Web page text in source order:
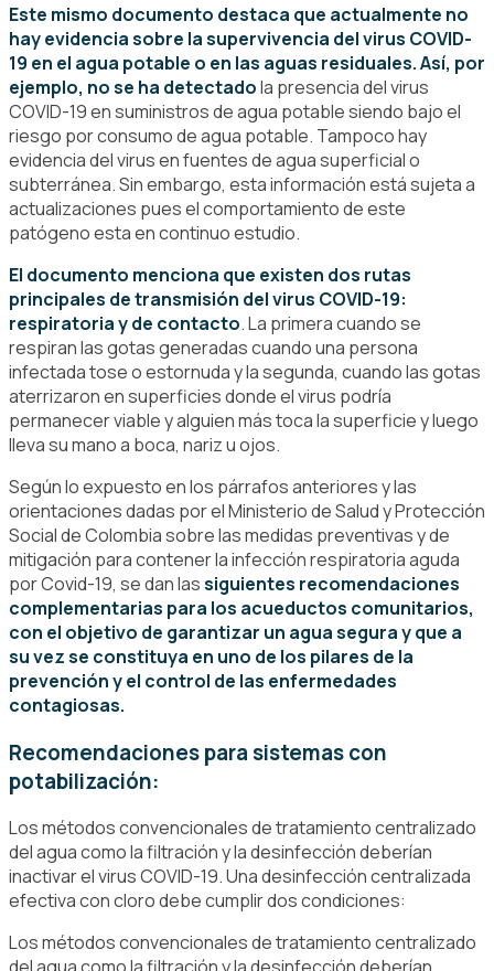
Este mismo documento destaca que actualmente no
hay evidencia sobre la supervivencia del virus COVID-
19 en el agua potable o en las aguas residuales. Así, por
ejemplo, no se ha detectadola presencia del virus
COVID-19 en suministros de agua potable siendo bajo el
riesgo por consumo de agua potable. Tampoco hay
evidencia del virus en fuentes de agua superficial o
subterránea. Sin embargo, esta información está sujeta a
actualizaciones pues el comportamiento de este
patógeno esta en continuo estudio.
El documento menciona que existen dos rutas
principales de transmisión del virus COVID-19:
respiratoria y de contacto. La primera cuando se
respiran las gotas generadas cuando una persona
infectada tose o estornuda y la segunda, cuando las gotas
aterrizaron en superficies donde el virus podría
permanecer viable y alguien más toca la superficie y luego
lleva su mano a boca, nariz u ojos.
Según lo expuesto en los párrafos anteriores y las
orientaciones dadas por el Ministerio de Salud y Protección
Social de Colombia sobre las medidas preventivas y de
mitigación para contener la infección respiratoria aguda
por Covid-19, se dan lassiguientes recomendaciones
complementarias para los acueductos comunitarios,
con el objetivo de garantizar un agua segura y que a
su vez se constituya en uno de los pilares de la
prevención y el control de las enfermedades
contagiosas.
Recomendaciones para sistemas con
potabilización:
Los métodos convencionales de tratamiento centralizado
del agua como la filtración y la desinfección deberían
inactivar el virus COVID-19. Una desinfección centralizada
efectiva con cloro debe cumplir dos condiciones:
Los métodos convencionales de tratamiento centralizado